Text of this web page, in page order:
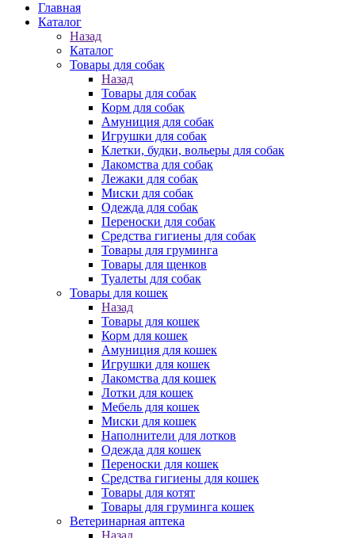
Главная
Каталог
Назад
Каталог
Товары для собак
Назад
Товары для собак
Корм для собак
Амуниция для собак
Игрушки для собак
Клетки, будки, вольеры для собак
Лакомства для собак
Лежаки для собак
Миски для собак
Одежда для собак
Переноски для собак
Средства гигиены для собак
Товары для груминга
Товары для щенков
Туалеты для собак
Товары для кошек
Назад
Товары для кошек
Корм для кошек
Амуниция для кошек
Игрушки для кошек
Лакомства для кошек
Лотки для кошек
Мебель для кошек
Миски для кошек
Наполнители для лотков
Одежда для кошек
Переноски для кошек
Средства гигиены для кошек
Товары для котят
Товары для груминга кошек
Ветеринарная аптека
Назад